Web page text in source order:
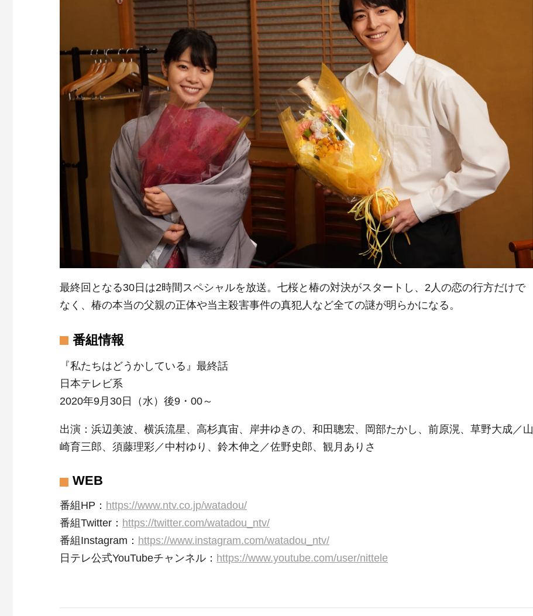
最終回となる30日は2時間スペシャルを放送。七桜と椿の対決がスタートし、2人の恋の行方だけで
なく、椿の本当の父親の正体や当主殺害事件の真犯人など全ての謎が明らかになる。
番組情報
『私たちはどうかしている』最終話
日本テレビ系
2020年9月30日（水）後9・00～
出演：浜辺美波、横浜流星、高杉真宙、岸井ゆきの、和田聰宏、岡部たかし、前原滉、草野大成／山
崎育三郎、須藤理彩／中村ゆり、鈴木伸之／佐野史郎、観月ありさ
WEB
番組HP： https://www.ntv.co.jp/watadou/
番組Twitter： https://twitter.com/watadou_ntv/
番組Instagram： https://www.instagram.com/watadou_ntv/
日テレ公式YouTubeチャンネル： https://www.youtube.com/user/nittele